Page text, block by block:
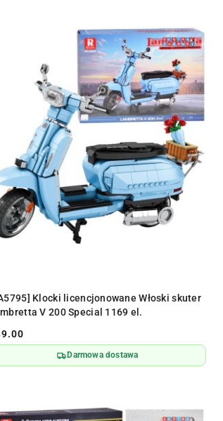
Klocki licencjonowane Włoski skuter
V 200 Special 1169 el.
Darmowa dostawa
DO KOSZYKA